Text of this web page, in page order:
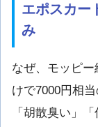
エポスカー
み
なぜ、モッピ
けで7000円相
「胡散臭い」